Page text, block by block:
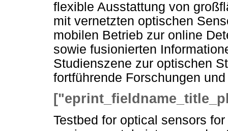
flexible Ausstattung von
mit vernetzten optischen
mobilen Betrieb zur online
sowie fusionierten
Studienszene zur optischen
fortführende Forschungen
Testbed for optical sensors